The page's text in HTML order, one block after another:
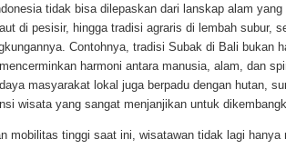
tidak bisa dilepaskan dari lanskap alam
di pesisir, hingga tradisi agraris di lembah subur,
Contohnya, tradisi Subak di Bali bukan
harmoni antara manusia, alam, dan
masyarakat lokal juga berpadu dengan hutan,
wisata yang sangat menjanjikan untuk
mobilitas tinggi saat ini, wisatawan tidak lagi hanya